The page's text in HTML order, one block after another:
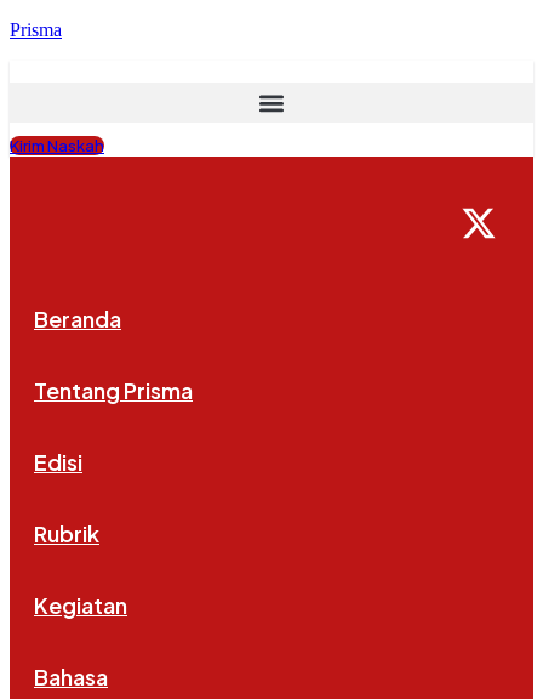
Prisma
Kirim Naskah
Beranda
Tentang Prisma
Edisi
Rubrik
Kegiatan
Bahasa